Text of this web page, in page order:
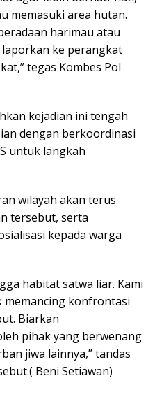
memasuki area hutan.
harimau atau
laporkan ke perangkat
tegas Kombes Pol
kejadian ini tengah
dengan berkoordinasi
untuk langkah
wilayah akan terus
tersebut, serta
kepada warga
habitat satwa liar. Kami
memancing konfrontasi
Biarkan
pihak yang berwenang
jiwa lainnya,” tandas
Beni Setiawan)